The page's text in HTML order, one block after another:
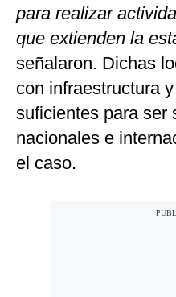
para realizar
que extienden la
señalaron. Dichas
con infraestructura
suficientes para ser
nacionales e
el caso.